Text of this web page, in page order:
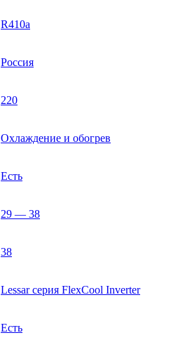
R410a
Россия
220
Охлаждение и обогрев
Есть
29 — 38
38
Lessar серия FlexCool Inverter
Есть